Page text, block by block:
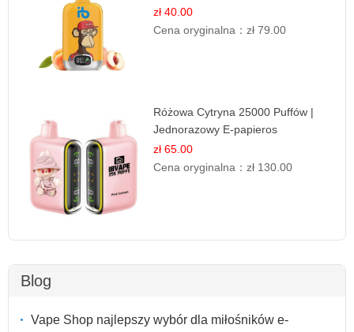
Owocowy Smak
zł 40.00
Cena oryginalna：zł 79.00
Różowa Cytryna 25000 Puffów |
Jednorazowy E-papieros
zł 65.00
Cena oryginalna：zł 130.00
Blog
Vape Shop najlepszy wybór dla miłośników e-